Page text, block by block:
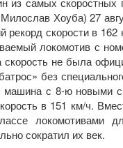
Хоуба) 27
рекорд скорости в
локомотив с
скорость не была
без
с 8-ю новыми
в 151 км/ч.
локомотивами
сократил их век.